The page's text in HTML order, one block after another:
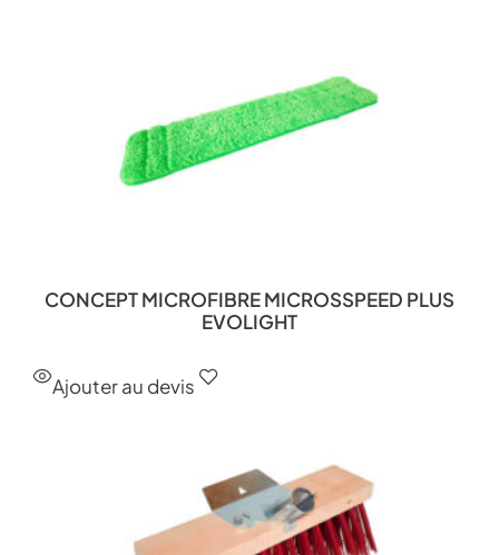
CONCEPT MICROFIBRE MICROSSPEED PLUS
EVOLIGHT
Ajouter au devis